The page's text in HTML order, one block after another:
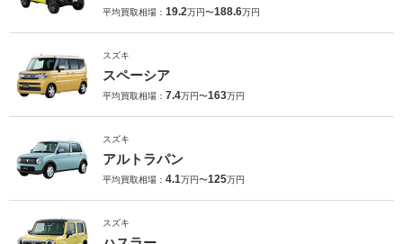
平均買取相場： 19.2万円〜188.6万円
スズキ
スペーシア
平均買取相場： 7.4万円〜163万円
スズキ
アルトラパン
平均買取相場： 4.1万円〜125万円
スズキ